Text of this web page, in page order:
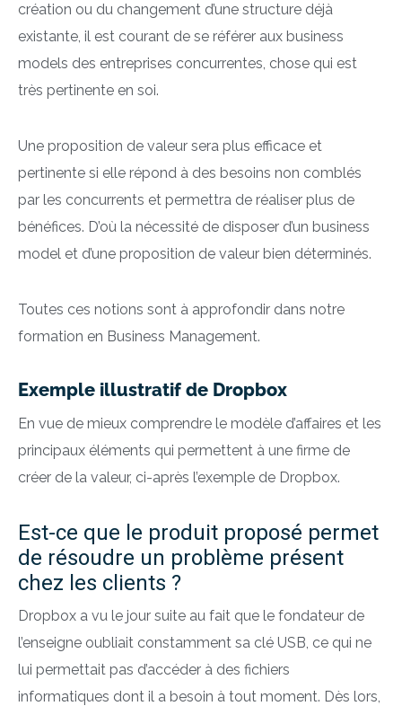
création ou du changement d’une structure déjà
existante, il est courant de se référer aux business
models des entreprises concurrentes, chose qui est
très pertinente en soi.
Une proposition de valeur sera plus efficace et
pertinente si elle répond à des besoins non comblés
par les concurrents et permettra de réaliser plus de
bénéfices. D’où la nécessité de disposer d’un business
model et d’une proposition de valeur bien déterminés.
Toutes ces notions sont à approfondir dans notre
formation en Business Management.
Exemple illustratif de Dropbox
En vue de mieux comprendre le modèle d’affaires et les
principaux éléments qui permettent à une firme de
créer de la valeur, ci-après l’exemple de Dropbox.
Est-ce que le produit proposé permet
de résoudre un problème présent
chez les clients ?
Dropbox a vu le jour suite au fait que le fondateur de
l’enseigne oubliait constamment sa clé USB, ce qui ne
lui permettait pas d’accéder à des fichiers
informatiques dont il a besoin à tout moment. Dès lors,